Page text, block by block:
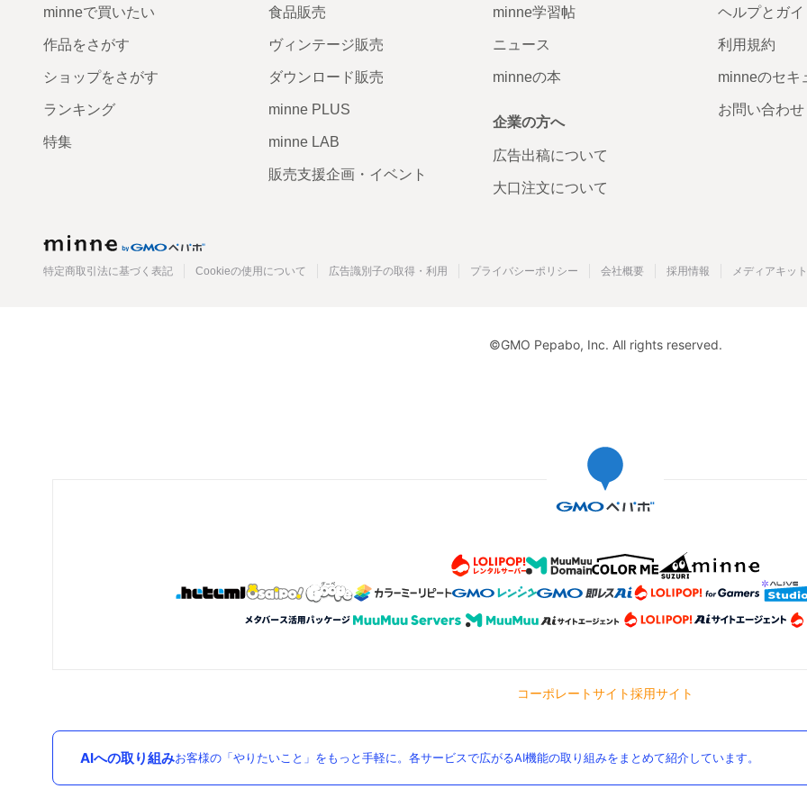
minneで買いたい
作品をさがす
ショップをさがす
ランキング
特集
食品販売
ヴィンテージ販売
ダウンロード販売
minne PLUS
minne LAB
販売支援企画・イベント
minne学習帖
ニュース
minneの本
企業の方へ
広告出稿について
大口注文について
ヘルプとガイ
利用規約
minneのセキ
お問い合わせ
特定商取引法に基づく表記 Cookieの使用について 広告識別子の取得・利用 プライバシーポリシー 会社概要 採用情報 メディアキット
©GMO Pepabo, Inc. All rights reserved.
コーポレートサイト採用サイト
AIへの取り組みお客様の「やりたいこと」をもっと手軽に。各サービスで広がるAI機能の取り組みをまとめて紹介しています。